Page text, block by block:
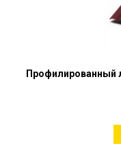
Профилированный